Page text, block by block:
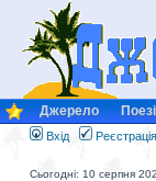
Джерело
Вхід Реєстрація
Сьогодні: 10 серпня